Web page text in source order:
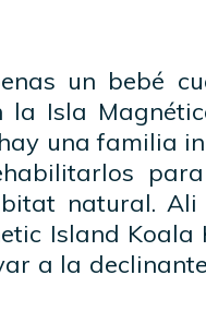
un bebé
Isla
una familia
natural. Ali
Island
a la